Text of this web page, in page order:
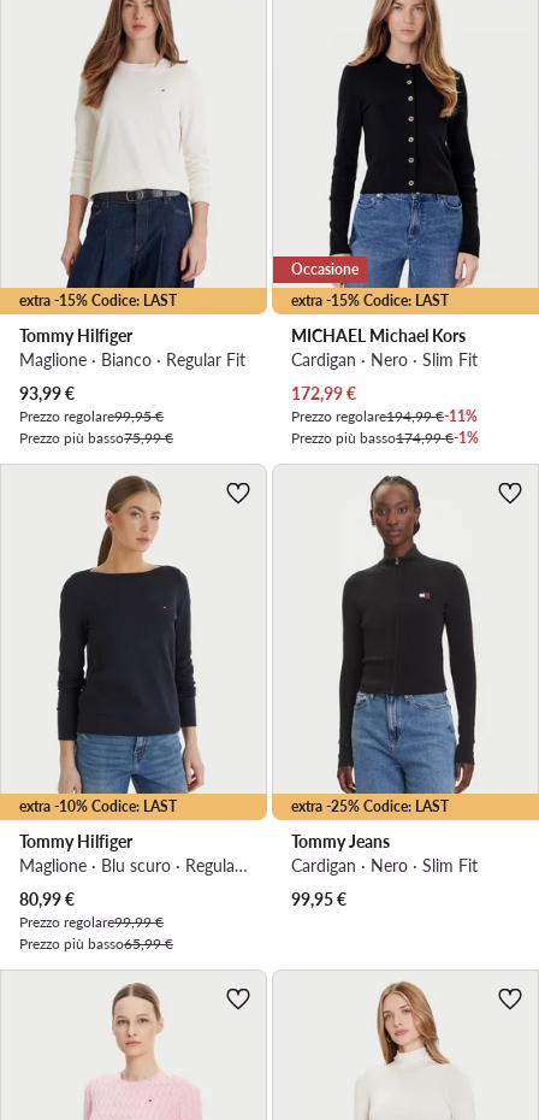
extra -15% Codice: LAST
Tommy Hilfiger
Maglione · Bianco · Regular Fit
Prezzo attuale
93,99€
Prezzo regolare99,95 €
Prezzo più basso75,99 €
extra -15% Codice: LAST
Occasione
MICHAEL Michael Kors
Cardigan · Nero · Slim Fit
Prezzo attuale
172,99€
Prezzo regolare194,99 €-11%
Prezzo più basso174,99 €-1%
extra -10% Codice: LAST
Tommy Hilfiger
Maglione · Blu scuro · Regular Fit
Prezzo attuale
80,99€
Prezzo regolare99,99 €
Prezzo più basso65,99 €
extra -25% Codice: LAST
Tommy Jeans
Cardigan · Nero · Slim Fit
99,95€